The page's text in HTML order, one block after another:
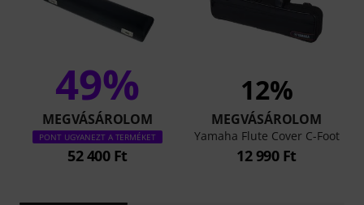
49%
MEGVÁSÁROLOM
PONT UGYANEZT A TERMÉKET
52 400 Ft
12%
MEGVÁSÁROLOM
Yamaha Flute Cover C-Foot
12 990 Ft